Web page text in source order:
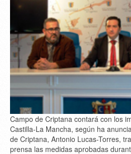
Campo de Criptana contará con los
Castilla-La Mancha, según ha
de Criptana, Antonio Lucas-Torres,
prensa las medidas aprobadas